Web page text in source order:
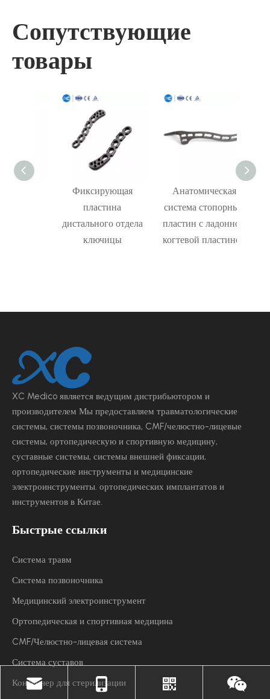
Сопутствующие
товары
Фиксирующая
пластина
дистального отдела
ключицы
Анатомическая
система стопорных
пластин с ладонной
когтевой пластиной
XC Medico является ведущим дистрибьютором и
производителем Мы предоставляем травматологические
системы, системы позвоночника, CMF/челюстно-лицевые
системы, ортопедическую и спортивную медицину,
суставные системы, системы внешней фиксации,
ортопедические инструменты и медицинские
электроинструменты. ортопедических имплантатов и
инструментов в Китае.
Быстрые ссылки
Система травм
Система позвоночника
Медицинский электроинструмент
Ортопедическая и спортивная медицина
CMF/Челюстно-лицевая система
Система суставов
Контейнер для стерилизации